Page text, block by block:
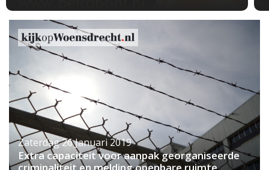
Zaterdag 26 Januari 2019
Extra capaciteit voor aanpak georganiseerde
criminaliteit en melding openbare ruimte